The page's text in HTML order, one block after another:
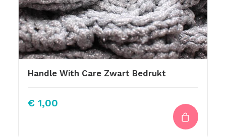
Handle With Care Zwart Bedrukt
€ 1,00